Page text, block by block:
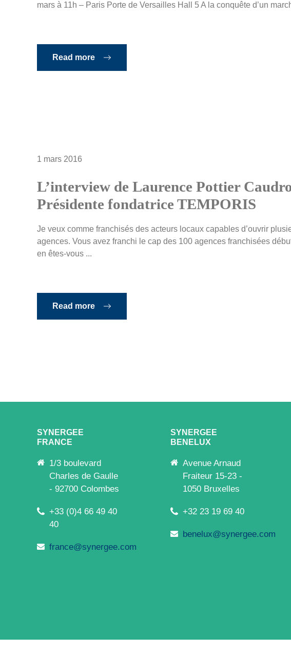
mars à 11h – Paris Porte de Versailles Hall 5 A la conquête d’un
Read more
1 mars 2016
L’interview de Laurence Pottier
Présidente fondatrice TEMPORIS
Je veux comme franchisés des acteurs locaux capables d’ouvrir
agences. Vous avez franchi le cap des 100 agences franchisées
en êtes-vous ...
Read more
SYNERGEE
FRANCE
1/3 boulevard
Charles de Gaulle
- 92700 Colombes
+33 (0)4 66 49 40
40
france@synergee.com
SYNERGEE
BENELUX
Avenue Arnaud
Fraiteur 15-23 -
1050 Bruxelles
+32 23 19 69 40
benelux@synergee.com